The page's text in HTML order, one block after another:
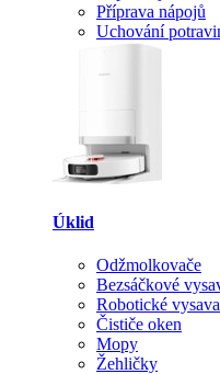
Příprava nápojů
Uchování
Úklid
Odžmolkovače
Bezsáčkové
Robotické
Čističe oken
Mopy
Žehličky